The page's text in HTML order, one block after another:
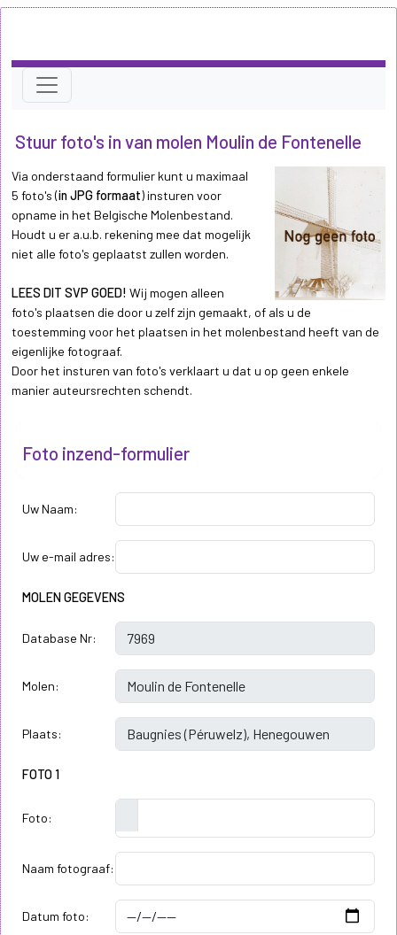
Stuur foto's in van molen Moulin de Fontenelle
Via onderstaand formulier kunt u maximaal
5 foto's (in JPG formaat) insturen voor
opname in het Belgische Molenbestand.
Houdt u er a.u.b. rekening mee dat mogelijk
niet alle foto's geplaatst zullen worden.
LEES DIT SVP GOED! Wij mogen alleen
foto's plaatsen die door u zelf zijn gemaakt, of als u de
toestemming voor het plaatsen in het molenbestand heeft van de
eigenlijke fotograaf.
Door het insturen van foto's verklaart u dat u op geen enkele
manier auteursrechten schendt.
Foto inzend-formulier
Uw Naam:
Uw e-mail adres:
MOLEN GEGEVENS
Database Nr:
Molen:
Plaats:
FOTO 1
Foto:
Naam fotograaf:
Datum foto: